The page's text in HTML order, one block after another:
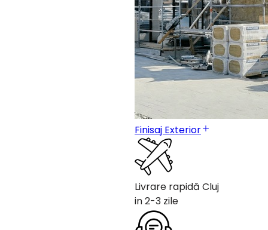
Finisaj Exterior
Livrare rapidă Cluj
in 2-3 zile